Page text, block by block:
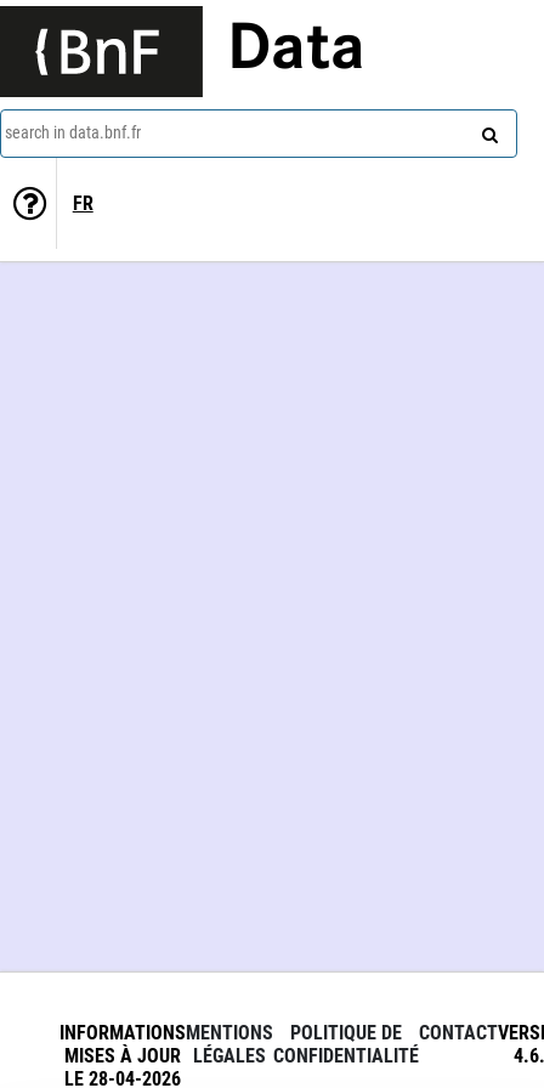
Data
search in data.bnf.fr
FR
INFORMATIONS
MISES À JOUR
LE 28-04-2026
MENTIONS
LÉGALES
POLITIQUE DE
CONFIDENTIALITÉ
CONTACT